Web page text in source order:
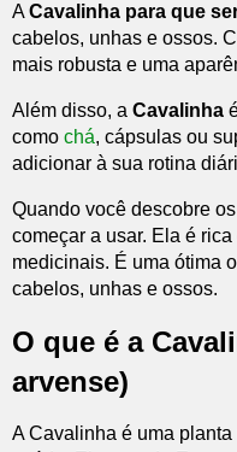
ACavalinha para que
cabelos, unhas e ossos.
mais robusta e uma
Além disso, a Cavalinha
como chá, cápsulas ou
adicionar à sua rotina
Quando você descobre
começar a usar. Ela é
medicinais. É uma ótima
cabelos, unhas e ossos.
O que é a
arvense)
A Cavalinha é uma